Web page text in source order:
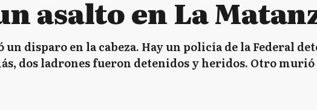
asalto en La
un disparo en la cabeza. Hay un policía de la Federal
dos ladrones fueron detenidos y heridos. Otro